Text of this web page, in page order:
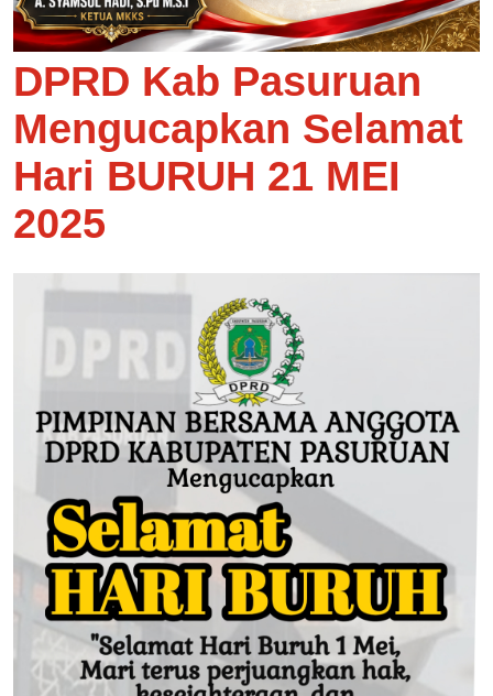
DPRD Kab Pasuruan
Mengucapkan Selamat
Hari BURUH 21 MEI
2025